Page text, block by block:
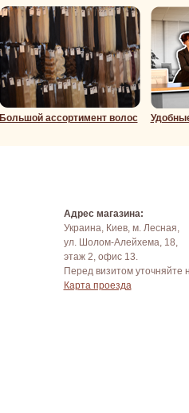
Большой ассортимент волос
Адрес магазина:
Украина, Киев, м. Лесная,
ул. Шолом-Алейхема, 18,
этаж 2, офис 13.
Перед визитом уточняйте
Карта проезда